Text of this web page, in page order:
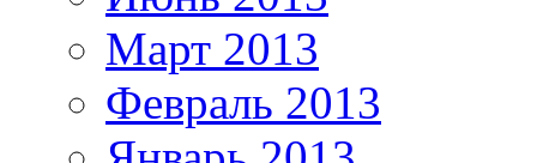
Март 2013
Февраль 2013